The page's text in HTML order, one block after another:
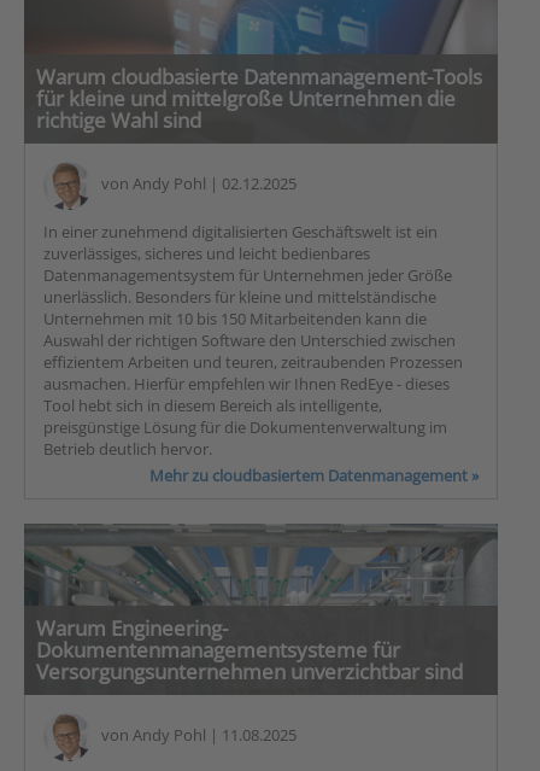
Warum cloudbasierte Datenmanagement-Tools
für kleine und mittelgroße Unternehmen die
richtige Wahl sind
von Andy Pohl | 02.12.2025
In einer zunehmend digitalisierten Geschäftswelt ist ein
zuverlässiges, sicheres und leicht bedienbares
Datenmanagementsystem für Unternehmen jeder Größe
unerlässlich. Besonders für kleine und mittelständische
Unternehmen mit 10 bis 150 Mitarbeitenden kann die
Auswahl der richtigen Software den Unterschied zwischen
effizientem Arbeiten und teuren, zeitraubenden Prozessen
ausmachen. Hierfür empfehlen wir Ihnen RedEye - dieses
Tool hebt sich in diesem Bereich als intelligente,
preisgünstige Lösung für die Dokumentenverwaltung im
Betrieb deutlich hervor.
Mehr zu cloudbasiertem Datenmanagement »
Warum Engineering-
Dokumentenmanagementsysteme für
Versorgungsunternehmen unverzichtbar sind
von Andy Pohl | 11.08.2025